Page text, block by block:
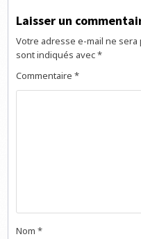
Laisser un
Votre adresse e-mail ne sera
sont indiqués avec*
Commentaire*
Nom*